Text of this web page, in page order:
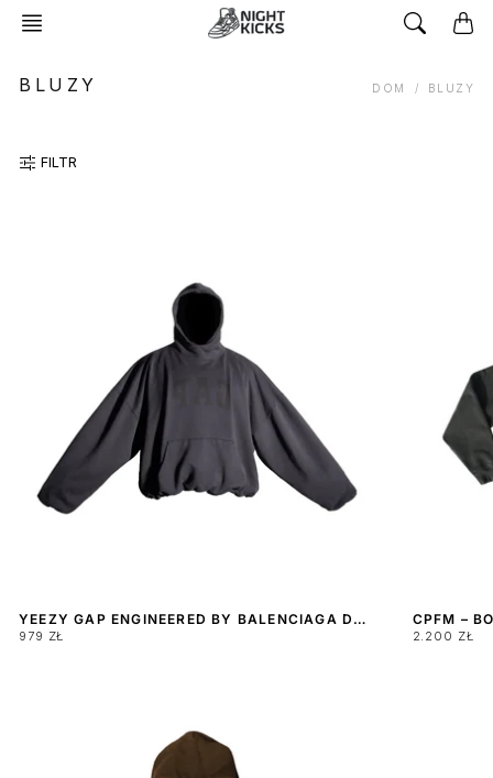
PRZEJDŹ
BLUZY DOM BLUZY
FILTR
YEEZY GAP ENGINEERED BY BALENCIAGA DOVE WASHED HOODIE BLACK LOS ANGELES ARCHIVES
979 ZŁ 2.200 ZŁ